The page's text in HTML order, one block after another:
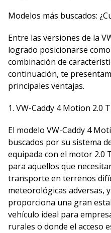
Modelos más buscados:
Entre las versiones de la
logrado posicionarse
combinación de
continuación, te
principales ventajas.
1. VW-Caddy 4 Motion 2.0
El modelo VW-Caddy 4
buscados por su sistema
equipada con el motor 2.0
para aquellos que
transporte en terrenos
meteorológicas adversas,
proporciona una gran
vehículo ideal para
rurales o donde el acceso